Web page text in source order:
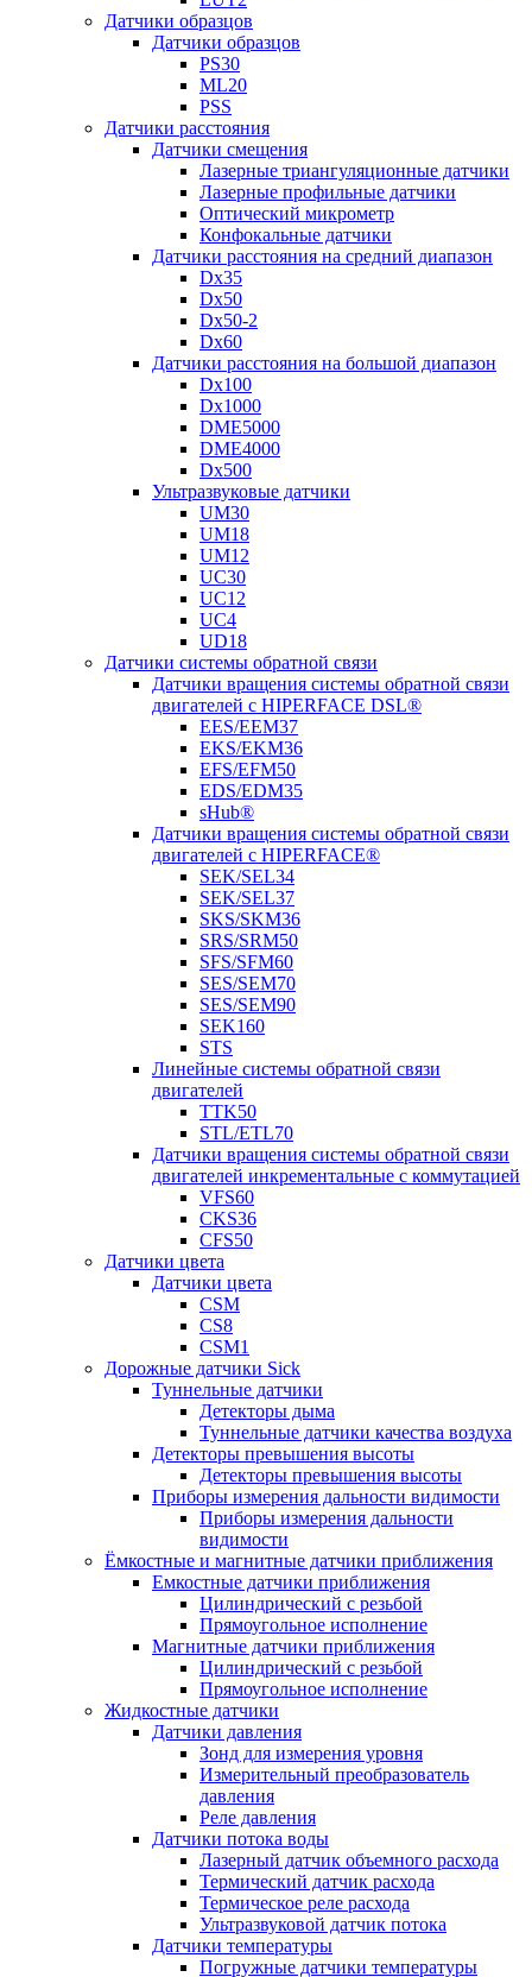
Датчики образцов
Датчики образцов
PS30
ML20
PSS
Датчики расстояния
Датчики смещения
Лазерные триангуляционные датчики
Лазерные профильные датчики
Оптический микрометр
Конфокальные датчики
Датчики расстояния на средний диапазон
Dx35
Dx50
Dx50-2
Dx60
Датчики расстояния на большой диапазон
Dx100
Dx1000
DME5000
DME4000
Dx500
Ультразвуковые датчики
UM30
UM18
UM12
UC30
UC12
UC4
UD18
Датчики системы обратной связи
Датчики вращения системы обратной связи
двигателей с HIPERFACE DSL®
EES/EEM37
EKS/EKM36
EFS/EFM50
EDS/EDM35
sHub®
Датчики вращения системы обратной связи
двигателей с HIPERFACE®
SEK/SEL34
SEK/SEL37
SKS/SKM36
SRS/SRM50
SFS/SFM60
SES/SEM70
SES/SEM90
SEK160
STS
Линейные системы обратной связи
двигателей
TTK50
STL/ETL70
Датчики вращения системы обратной связи
двигателей инкрементальные с коммутацией
VFS60
CKS36
CFS50
Датчики цвета
Датчики цвета
CSM
CS8
CSM1
Дорожные датчики Sick
Туннельные датчики
Детекторы дыма
Туннельные датчики качества воздуха
Детекторы превышения высоты
Детекторы превышения высоты
Приборы измерения дальности видимости
Приборы измерения дальности
видимости
Ёмкостные и магнитные датчики приближения
Емкостные датчики приближения
Цилиндрический с резьбой
Прямоугольное исполнение
Магнитные датчики приближения
Цилиндрический с резьбой
Прямоугольное исполнение
Жидкостные датчики
Датчики давления
Зонд для измерения уровня
Измерительный преобразователь
давления
Реле давления
Датчики потока воды
Лазерный датчик объемного расхода
Термический датчик расхода
Термическое реле расхода
Ультразвуковой датчик потока
Датчики температуры
Погружные датчики температуры